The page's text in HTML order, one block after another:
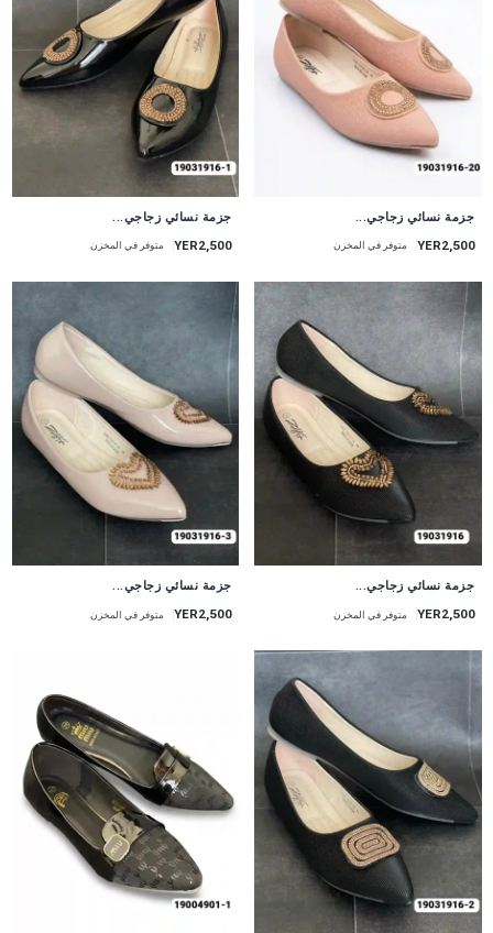
جزمة نسائي زجاجي...
YER2,500 متوفر في المخزن
جزمة نسائي زجاجي...
YER2,500 متوفر في المخزن
جزمة نسائي زجاجي...
YER2,500 متوفر في المخزن
جزمة نسائي زجاجي...
YER2,500 متوفر في المخزن